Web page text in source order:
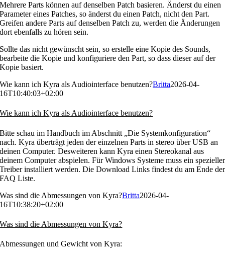
Mehrere Parts können auf denselben Patch basieren. Änderst du einen
Parameter eines Patches, so änderst du einen Patch, nicht den Part.
Greifen andere Parts auf denselben Patch zu, werden die Änderungen
dort ebenfalls zu hören sein.
Sollte das nicht gewünscht sein, so erstelle eine Kopie des Sounds,
bearbeite die Kopie und konfiguriere den Part, so dass dieser auf der
Kopie basiert.
Wie kann ich Kyra als Audiointerface benutzen?Britta2026-04-
16T10:40:03+02:00
Wie kann ich Kyra als Audiointerface benutzen?
Bitte schau im Handbuch im Abschnitt „Die Systemkonfiguration“
nach. Kyra überträgt jeden der einzelnen Parts in stereo über USB an
deinen Computer. Desweiteren kann Kyra einen Stereokanal aus
deinem Computer abspielen. Für Windows Systeme muss ein spezieller
Treiber installiert werden. Die Download Links findest du am Ende der
FAQ Liste.
Was sind die Abmessungen von Kyra?Britta2026-04-
16T10:38:20+02:00
Was sind die Abmessungen von Kyra?
Abmessungen und Gewicht von Kyra: